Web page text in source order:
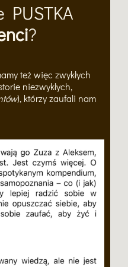
PUSTKA
?
też więc zwykłych
niezwykłych,
), którzy zaufali nam